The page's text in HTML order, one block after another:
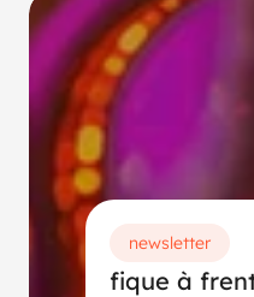
newsletter
fique à